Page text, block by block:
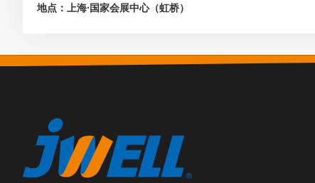
地点：上海·国家会展中心（虹桥）